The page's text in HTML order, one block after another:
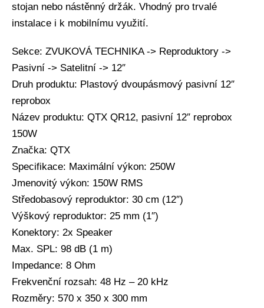
stojan nebo nástěnný držák. Vhodný pro trvalé
instalace i k mobilnímu využití.
Sekce: ZVUKOVÁ TECHNIKA -> Reproduktory ->
Pasivní -> Satelitní -> 12″
Druh produktu: Plastový dvoupásmový pasivní 12″
reprobox
Název produktu: QTX QR12, pasivní 12″ reprobox
150W
Značka: QTX
Specifikace: Maximální výkon: 250W
Jmenovitý výkon: 150W RMS
Středobasový reproduktor: 30 cm (12″)
Výškový reproduktor: 25 mm (1″)
Konektory: 2x Speaker
Max. SPL: 98 dB (1 m)
Impedance: 8 Ohm
Frekvenční rozsah: 48 Hz – 20 kHz
Rozměry: 570 x 350 x 300 mm